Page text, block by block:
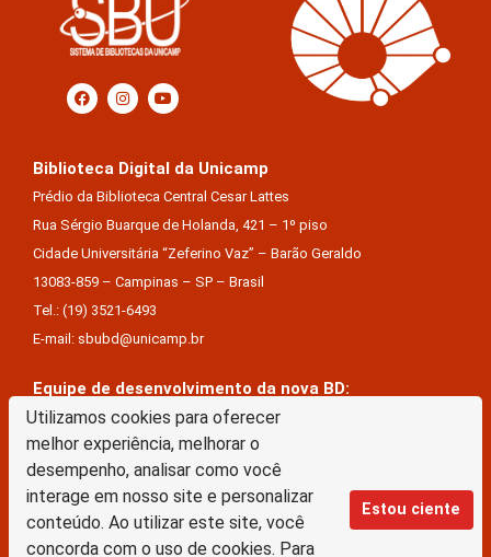
Utilizamos cookies para oferecer
melhor experiência, melhorar o
desempenho, analisar como você
interage em nosso site e personalizar
conteúdo. Ao utilizar este site, você
concorda com o uso de cookies. Para
Estou ciente
Biblioteca Digital da Unicamp
Prédio da Biblioteca Central Cesar Lattes
Rua Sérgio Buarque de Holanda, 421 – 1º piso
Cidade Universitária “Zeferino Vaz” – Barão Geraldo
13083-859 – Campinas – SP – Brasil
Tel.: (19) 3521-6493
E-mail: sbubd@unicamp.br
Equipe de desenvolvimento da nova BD:
Keite Aparecida Duarte
Márcio Vinícius De Jesus Almeida
Saul Victor De Castro E Silva
A Biblioteca Digital da Unicamp está licenciado com uma Licença Creative Commons –
Atribuição Sem Derivações 4.0 Internacional